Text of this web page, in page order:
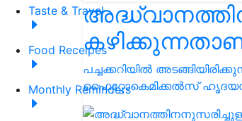
Taste & Travel
Food Receipes
Monthly Reminders
പച്ചക്കറിയിൽ
ഫൈറ്റോകെമിക്കൽസ്